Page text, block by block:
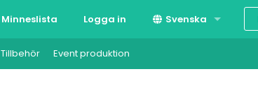
Minneslista Logga in Svenska
Tillbehör Event produktion